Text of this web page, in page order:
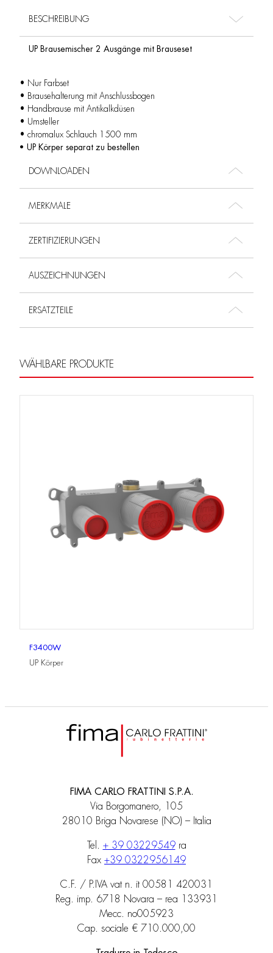
BESCHREIBUNG
UP Brausemischer 2 Ausgänge mit Brauseset
• Nur Farbset
• Brausehalterung mit Anschlussbogen
• Handbrause mit Antikalkdüsen
• Umsteller
• chromalux Schlauch 1500 mm
• UP Körper separat zu bestellen
DOWNLOADEN
MERKMALE
ZERTIFIZIERUNGEN
AUSZEICHNUNGEN
ERSATZTEILE
WÄHLBARE PRODUKTE
F3400W
UP Körper
FIMA CARLO FRATTINI S.P.A.
Via Borgomanero, 105
28010 Briga Novarese (NO) – Italia
Tel. + 39 03229549ra
Fax +39 0322956149
C.F. / P.IVA vat n. it 00581 420031
Reg. imp. 6718 Novara – rea 133931
Mecc. no005923
Cap. sociale € 710.000,00